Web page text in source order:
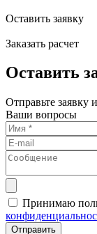
Оставить заявку
Заказать расчет
Оставить
Отправьте заявку
Ваши вопросы
Принимаю